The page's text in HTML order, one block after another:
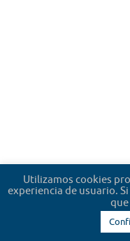
Utilizamos cookies
experiencia de usuario.
que